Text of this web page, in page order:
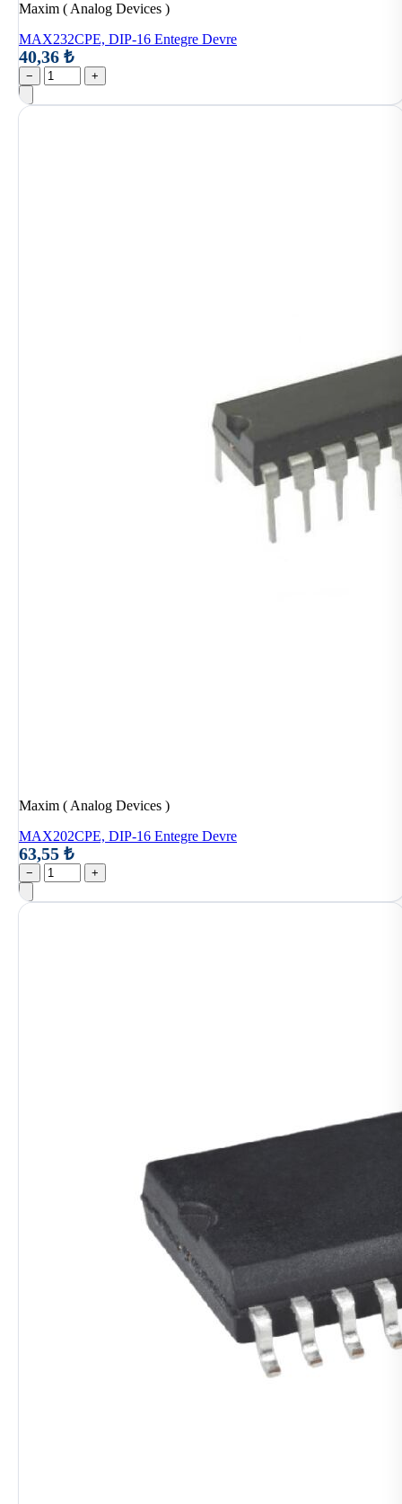
Maxim ( Analog Devices )
MAX232CPE, DIP-16 Entegre Devre
40,36 ₺
− +
Maxim ( Analog Devices )
MAX202CPE, DIP-16 Entegre Devre
63,55 ₺
− +